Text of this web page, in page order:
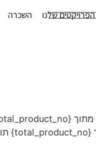
הפרויקטים שלנו השכרה